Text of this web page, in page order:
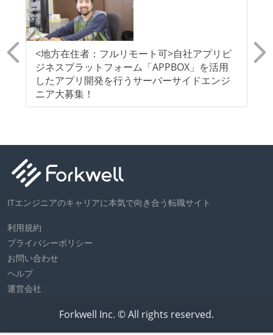
<地方在住者：フルリモート可>自社アプリビ
ジネスプラットフォーム「APPBOX」を活用
したアプリ開発を行うサーバーサイドエンジ
ニア大募集！
ITエンジニアのキャリアに本気で向き合う転職サイト
利用規約
プライバシーポリシー
お問い合わせ
ヘルプ
運営会社
Forkwell Inc. © All rights reserved.